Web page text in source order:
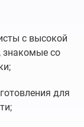
с высокой
знакомые со
для